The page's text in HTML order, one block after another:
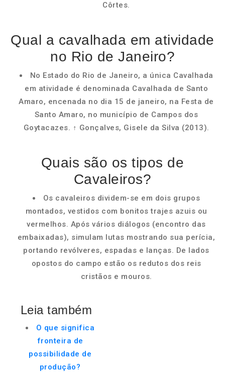
Côrtes.
Qual a cavalhada em atividade
no Rio de Janeiro?
No Estado do Rio de Janeiro, a única Cavalhada
em atividade é denominada Cavalhada de Santo
Amaro, encenada no dia 15 de janeiro, na Festa de
Santo Amaro, no município de Campos dos
Goytacazes. ↑ Gonçalves, Gisele da Silva (2013).
Quais são os tipos de
Cavaleiros?
Os cavaleiros dividem-se em dois grupos
montados, vestidos com bonitos trajes azuis ou
vermelhos. Após vários diálogos (encontro das
embaixadas), simulam lutas mostrando sua perícia,
portando revólveres, espadas e lanças. De lados
opostos do campo estão os redutos dos reis
cristãos e mouros.
Leia também
O que significa
fronteira de
possibilidade de
produção?